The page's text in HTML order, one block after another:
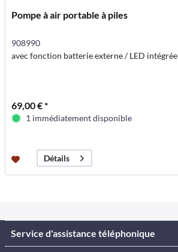
Pompe à air portable à piles
908990
avec fonction batterie externe / LED intégrée
69,00 € *
1 immédiatement disponible
Détails
Service d'assistance téléphonique